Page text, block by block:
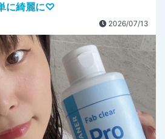
に綺麗に♡
2026/07/13